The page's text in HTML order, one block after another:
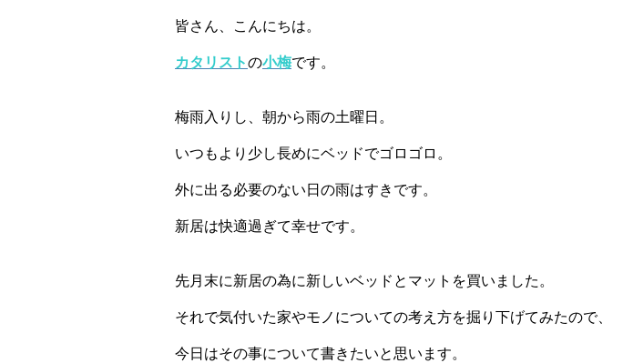
皆さん、こんにちは。
カタリストの小梅です。
梅雨入りし、朝から雨の土曜日。
いつもより少し長めにベッドでゴロゴロ。
外に出る必要のない日の雨はすきです。
新居は快適過ぎて幸せです。
先月末に新居の為に新しいベッドとマットを買いました。
それで気付いた家やモノについての考え方を掘り下げてみたので、
今日はその事について書きたいと思います。